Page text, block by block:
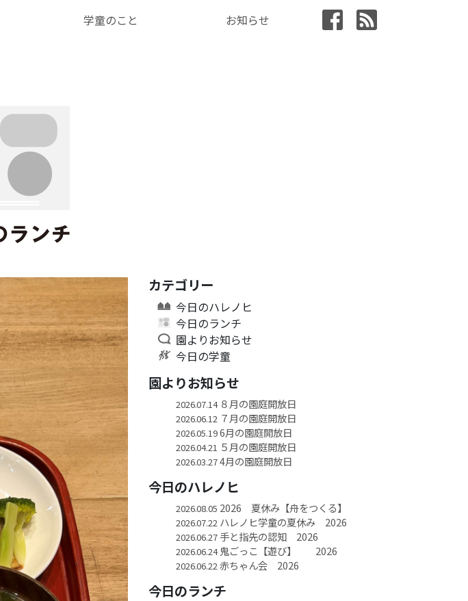
学童のこと お知らせ
カテゴリー
今日のハレノヒ
今日のランチ
園よりお知らせ
今日の学童
園よりお知らせ
2026.07.14８月の園庭開放日
2026.06.12 ７月の園庭開放日
2026.05.196月の園庭開放日
2026.04.21 ５月の園庭開放日
2026.03.274月の園庭開放日
今日のハレノヒ
2026.08.05 2026 夏休み【舟をつくる】
2026.07.22 ハレノヒ学童の夏休み 2026
2026.06.27手と指先の認知 2026
2026.06.24鬼ごっこ【遊び】 2026
2026.06.22 赤ちゃん会 2026
今日のランチ